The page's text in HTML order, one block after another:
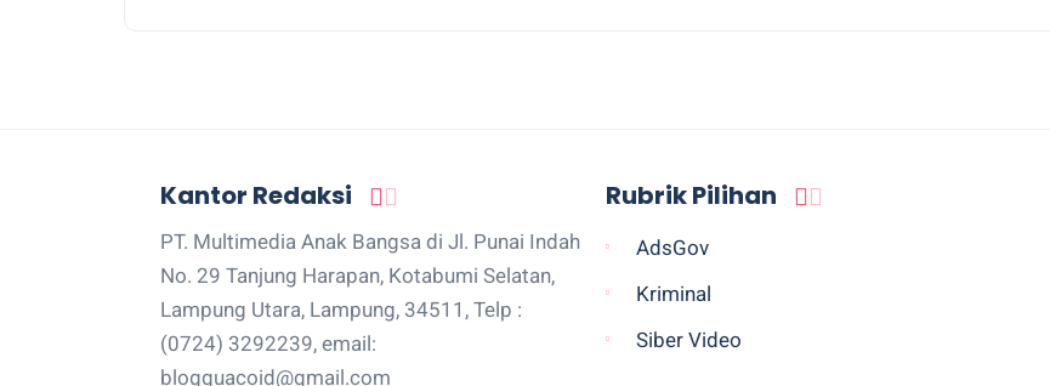
Kantor Redaksi
PT. Multimedia Anak Bangsa di Jl. Punai Indah
No. 29 Tanjung Harapan, Kotabumi Selatan,
Lampung Utara, Lampung, 34511, Telp :
(0724) 3292239, email:
blogguacoid@gmail.com
Rubrik Pilihan
AdsGov
Kriminal
Siber Video